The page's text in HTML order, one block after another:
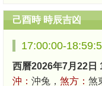
己酉時 時辰吉凶
17:00:00-
西曆2026年7月22日
沖： 沖兔， 煞方： 煞